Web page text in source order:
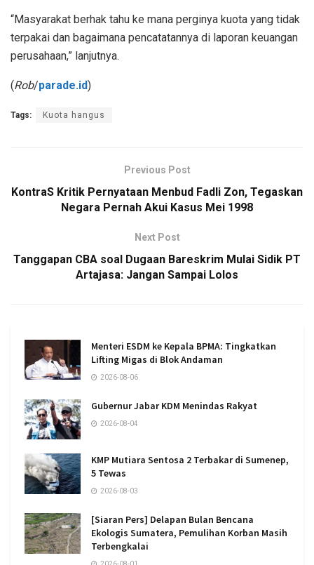
“Masyarakat berhak tahu ke mana perginya kuota yang tidak
terpakai dan bagaimana pencatatannya di laporan keuangan
perusahaan,” lanjutnya.
(Rob/parade.id)
Tags: Kuota hangus
Previous Post
KontraS Kritik Pernyataan Menbud Fadli Zon, Tegaskan
Negara Pernah Akui Kasus Mei 1998
Next Post
Tanggapan CBA soal Dugaan Bareskrim Mulai Sidik PT
Artajasa: Jangan Sampai Lolos
Menteri ESDM ke Kepala BPMA: Tingkatkan
Lifting Migas di Blok Andaman
2026-08-06
Gubernur Jabar KDM Menindas Rakyat
2026-08-04
KMP Mutiara Sentosa 2 Terbakar di Sumenep,
5 Tewas
2026-08-03
[Siaran Pers] Delapan Bulan Bencana
Ekologis Sumatera, Pemulihan Korban Masih
Terbengkalai